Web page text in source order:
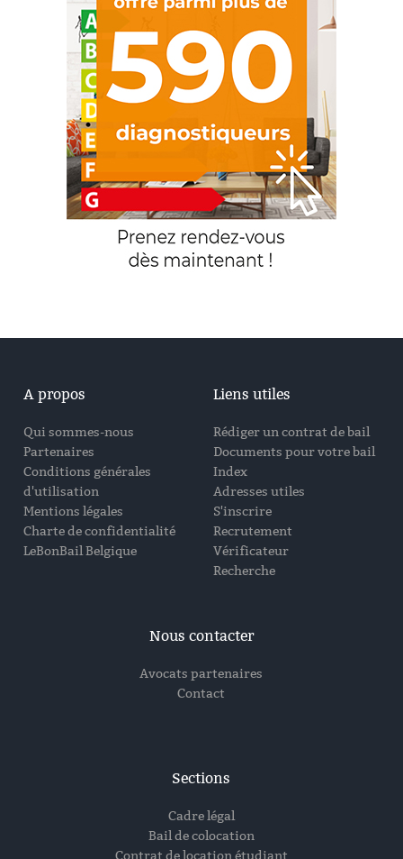
A propos
Qui sommes-nous
Partenaires
Conditions générales
d'utilisation
Mentions légales
Charte de confidentialité
LeBonBail Belgique
Liens utiles
Rédiger un contrat de bail
Documents pour votre bail
Index
Adresses utiles
S'inscrire
Recrutement
Vérificateur
Recherche
Nous contacter
Avocats partenaires
Contact
Sections
Cadre légal
Bail de colocation
Contrat de location étudiant